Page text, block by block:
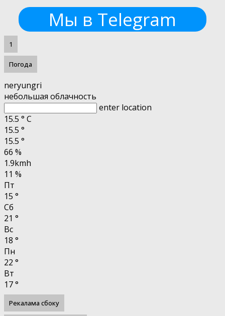
Мы в Telegram
1
Погода
neryungri
небольшая облачность
enter location
15.5 ° C
15.5 °
15.5 °
66 %
1.9kmh
11 %
Пт
15 °
Сб
21 °
Вс
18 °
Пн
22 °
Вт
17°
Рекалама сбоку